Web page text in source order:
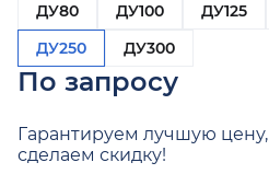
ДУ80
ДУ100 ДУ125
ДУ250
ДУ300
По запросу
Гарантируем лучшую цену,
сделаем скидку!